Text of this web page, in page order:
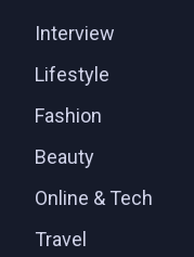
Interview
Lifestyle
Fashion
Beauty
Online & Tech
Travel